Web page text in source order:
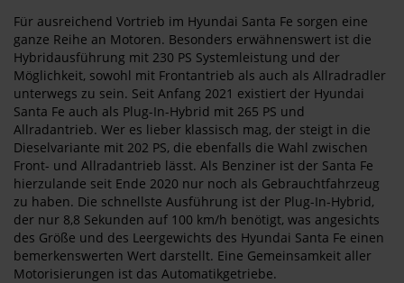
Für ausreichend Vortrieb im Hyundai Santa Fe sorgen eine
ganze Reihe an Motoren. Besonders erwähnenswert ist die
Hybridausführung mit 230 PS Systemleistung und der
Möglichkeit, sowohl mit Frontantrieb als auch als Allradradler
unterwegs zu sein. Seit Anfang 2021 existiert der Hyundai
Santa Fe auch als Plug-In-Hybrid mit 265 PS und
Allradantrieb. Wer es lieber klassisch mag, der steigt in die
Dieselvariante mit 202 PS, die ebenfalls die Wahl zwischen
Front- und Allradantrieb lässt. Als Benziner ist der Santa Fe
hierzulande seit Ende 2020 nur noch als Gebrauchtfahrzeug
zu haben. Die schnellste Ausführung ist der Plug-In-Hybrid,
der nur 8,8 Sekunden auf 100 km/h benötigt, was angesichts
des Größe und des Leergewichts des Hyundai Santa Fe einen
bemerkenswerten Wert darstellt. Eine Gemeinsamkeit aller
Motorisierungen ist das Automatikgetriebe.